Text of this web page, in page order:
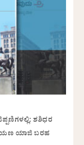
ಶಶಿಧರ
ಯಾಜಿ ಬರಹ